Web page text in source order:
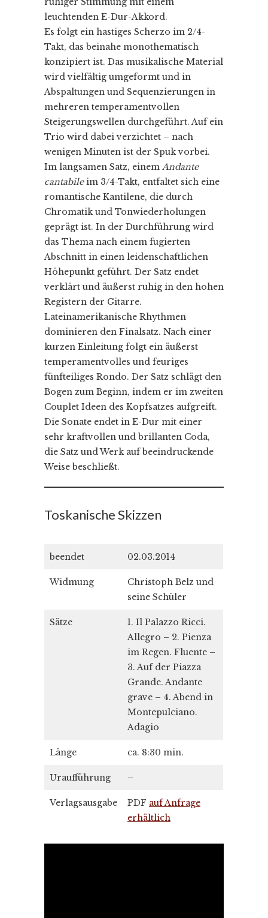
leuchtenden E-Dur-Akkord.
Es folgt ein hastiges Scherzo im 2/4-
Takt, das beinahe monothematisch
konzipiert ist. Das musikalische Material
wird vielfältig umgeformt und in
Abspaltungen und Sequenzierungen in
mehreren temperamentvollen
Steigerungswellen durchgeführt. Auf ein
Trio wird dabei verzichtet – nach
wenigen Minuten ist der Spuk vorbei.
Im langsamen Satz, einem Andante
cantabileim 3/4-Takt, entfaltet sich eine
romantische Kantilene, die durch
Chromatik und Tonwiederholungen
geprägt ist. In der Durchführung wird
das Thema nach einem fugierten
Abschnitt in einen leidenschaftlichen
Höhepunkt geführt. Der Satz endet
verklärt und äußerst ruhig in den hohen
Registern der Gitarre.
Lateinamerikanische Rhythmen
dominieren den Finalsatz. Nach einer
kurzen Einleitung folgt ein äußerst
temperamentvolles und feuriges
fünfteiliges Rondo. Der Satz schlägt den
Bogen zum Beginn, indem er im zweiten
Couplet Ideen des Kopfsatzes aufgreift.
Die Sonate endet in E-Dur mit einer
sehr kraftvollen und brillanten Coda,
die Satz und Werk auf beeindruckende
Weise beschließt.
Toskanische Skizzen
beendet 02.03.2014
Widmung
Christoph Belz und
seine Schüler
Sätze
1. Il Palazzo Ricci.
Allegro – 2. Pienza
im Regen. Fluente –
3. Auf der Piazza
Grande. Andante
grave – 4. Abend in
Montepulciano.
Adagio
Länge ca. 8:30 min.
Uraufführung –
Verlagsausgabe PDF auf Anfrage
erhältlich